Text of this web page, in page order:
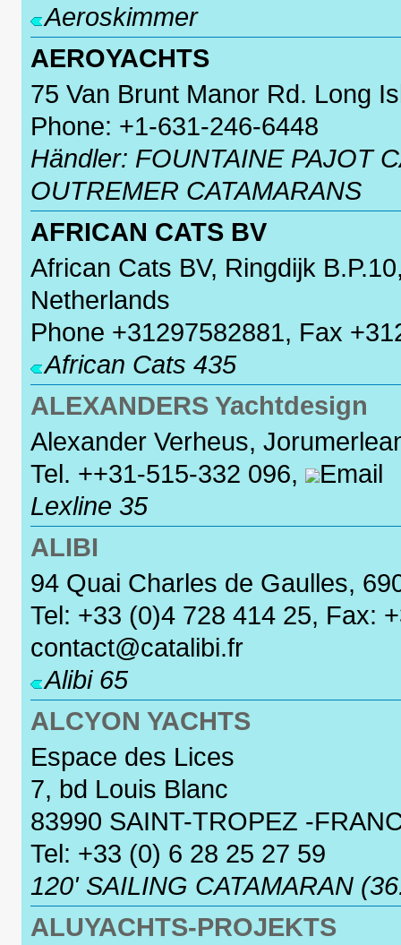
Aeroskimmer
AEROYACHTS
75 Van Brunt Manor Rd. Long
Phone: +1-631-246-6448
Händler: FOUNTAINE PAJOT
OUTREMER CATAMARANS
AFRICAN CATS BV
African Cats BV, Ringdijk
Netherlands
Phone +31297582881, Fax
African Cats 435
ALEXANDERS Yachtdesign
Alexander Verheus,
Tel. ++31-515-332 096,
Email
Lexline 35
ALIBI
94 Quai Charles de Gaulles,
Tel: +33 (0)4 728 414 25, Fax:
contact@catalibi.fr
Alibi 65
ALCYON YACHTS
Espace des Lices
7, bd Louis Blanc
83990 SAINT-TROPEZ -
Tel: +33 (0) 6 28 25 27 59
120' SAILING CATAMARAN
ALUYACHTS-PROJEKTS